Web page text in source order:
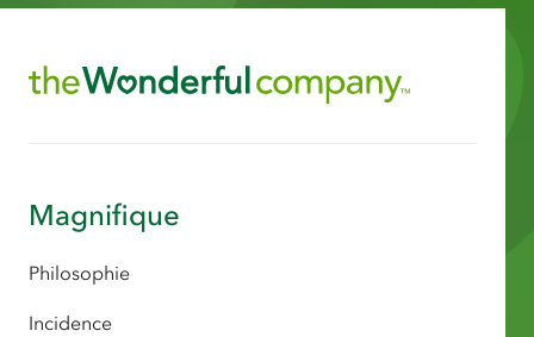
Magnifique
Philosophie
Incidence